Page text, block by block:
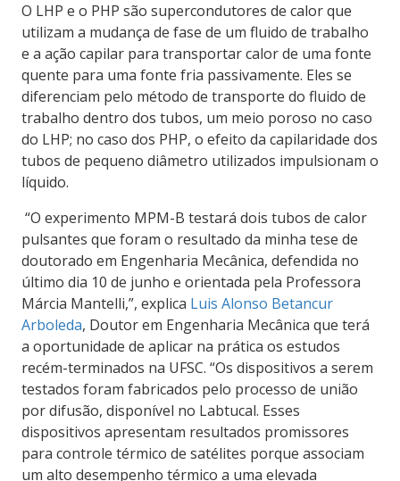
O LHP e o PHP são supercondutores de calor que
utilizam a mudança de fase de um fluido de trabalho
e a ação capilar para transportar calor de uma fonte
quente para uma fonte fria passivamente. Eles se
diferenciam pelo método de transporte do fluido de
trabalho dentro dos tubos, um meio poroso no caso
do LHP; no caso dos PHP, o efeito da capilaridade dos
tubos de pequeno diâmetro utilizados impulsionam o
líquido.
“O experimento MPM-B testará dois tubos de calor
pulsantes que foram o resultado da minha tese de
doutorado em Engenharia Mecânica, defendida no
último dia 10 de junho e orientada pela Professora
Márcia Mantelli,”, explica Luis Alonso Betancur
Arboleda, Doutor em Engenharia Mecânica que terá
a oportunidade de aplicar na prática os estudos
recém-terminados na UFSC. “Os dispositivos a serem
testados foram fabricados pelo processo de união
por difusão, disponível no Labtucal. Esses
dispositivos apresentam resultados promissores
para controle térmico de satélites porque associam
um alto desempenho térmico a uma elevada